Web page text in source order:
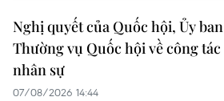
Nghị quyết của Quốc hội, Ủy ban
Thường vụ Quốc hội về công tác
nhân sự
07/08/2026 14:44